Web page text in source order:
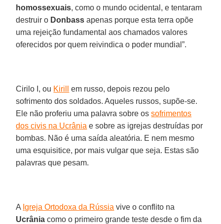
homossexuais, como o mundo ocidental, e tentaram
destruir o Donbass apenas porque esta terra opõe
uma rejeição fundamental aos chamados valores
oferecidos por quem reivindica o poder mundial”.
Cirilo I, ou Kirill
em russo, depois rezou pelo
sofrimento dos soldados. Aqueles russos, supõe-se.
Ele não proferiu uma palavra sobre ossofrimentos
dos civis na Ucrânia e sobre as igrejas destruídas por
bombas. Não é uma saída aleatória. E nem mesmo
uma esquisitice, por mais vulgar que seja. Estas são
palavras que pesam.
A Igreja Ortodoxa da Rússia vive o conflito na
Ucrânia como o primeiro grande teste desde o fim da